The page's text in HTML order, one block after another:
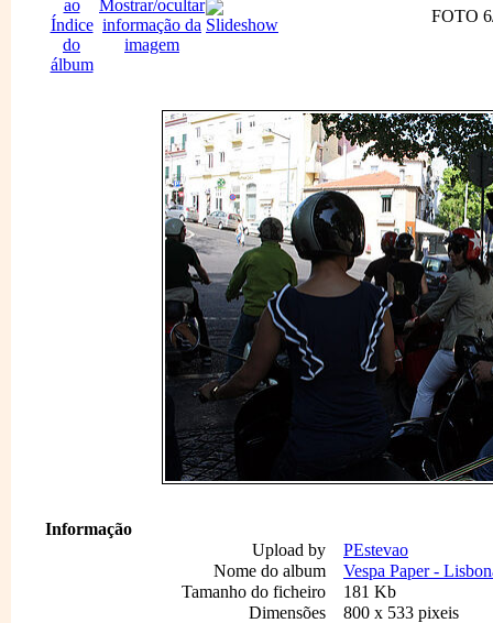
FOTO
Informação
Upload by
PEstevao
Nome do album
Vespa Paper -
Tamanho do ficheiro
181 Kb
Dimensões
800 x 533 pixeis